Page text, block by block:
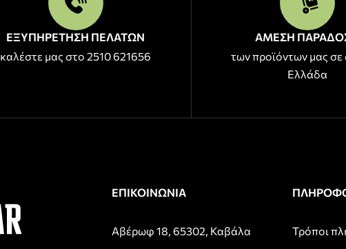
ΕΞΥΠΗΡΕΤΗΣΗ ΠΕΛΑΤΩΝ
καλέστε μας στο 2510 621656
ΑΜΕΣΗ
των προϊόντων μας σε
Ελλάδα
ΕΠΙΚΟΙΝΩΝΙΑ
Αβέρωφ 18, 65302, Καβάλα
Τρόποι